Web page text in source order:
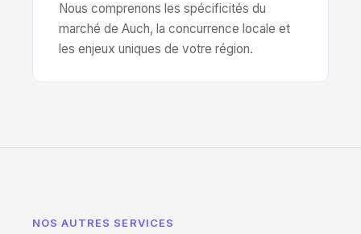
Nous comprenons les spécificités du
marché de Auch, la concurrence locale et
les enjeux uniques de votre région.
NOS AUTRES SERVICES